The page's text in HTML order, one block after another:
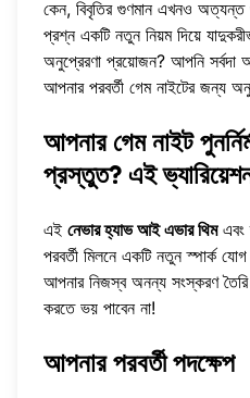
কেন, বিবৃতির গুণমান এখনও অত্যন্ত
প্রশ্ন একটি নতুন নিয়ম দিয়ে
অনুপ্রেরণা প্রয়োজন? আপনি সর্বদা
আপনার পরবর্তী গেম নাইটের জন্য
আপনার গেম নাইট
প্রস্তুত? এই
এই নেভার হ্যাভ আই এভার থিমএবং
পরবর্তী মিলনে একটি নতুন স্পার্ক
আপনার নিজস্ব অনন্য সংস্করণ
করতে ভয় পাবেন না!
আপনার পরবর্তী পদক্ষেপ